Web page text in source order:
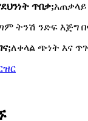
ጥበቃ;አጠቃላይ
ትንሽ ንድፍ እጅግ
ለቀላል ጭነት እና